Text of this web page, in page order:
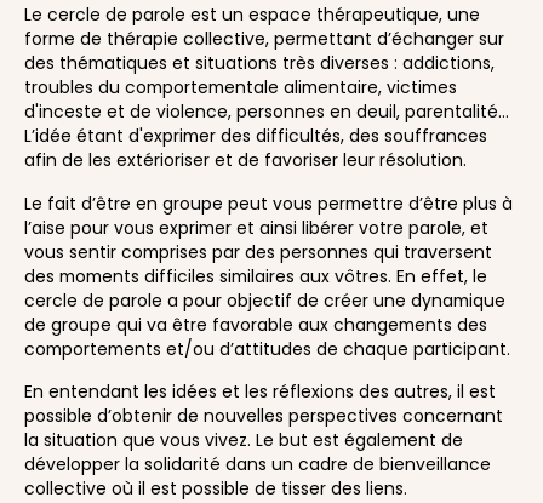
Le cercle de parole est un espace thérapeutique, une
forme de thérapie collective, permettant d’échanger sur
des thématiques et situations très diverses : addictions,
troubles du comportementale alimentaire, victimes
d'inceste et de violence, personnes en deuil, parentalité…
L’idée étant d'exprimer des difficultés, des souffrances
afin de les extérioriser et de favoriser leur résolution.
Le fait d’être en groupe peut vous permettre d’être plus à
l’aise pour vous exprimer et ainsi libérer votre parole, et
vous sentir comprises par des personnes qui traversent
des moments difficiles similaires aux vôtres. En effet, le
cercle de parole a pour objectif de créer une dynamique
de groupe qui va être favorable aux changements des
comportements et/ou d’attitudes de chaque participant.
En entendant les idées et les réflexions des autres, il est
possible d’obtenir de nouvelles perspectives concernant
la situation que vous vivez. Le but est également de
développer la solidarité dans un cadre de bienveillance
collective où il est possible de tisser des liens.